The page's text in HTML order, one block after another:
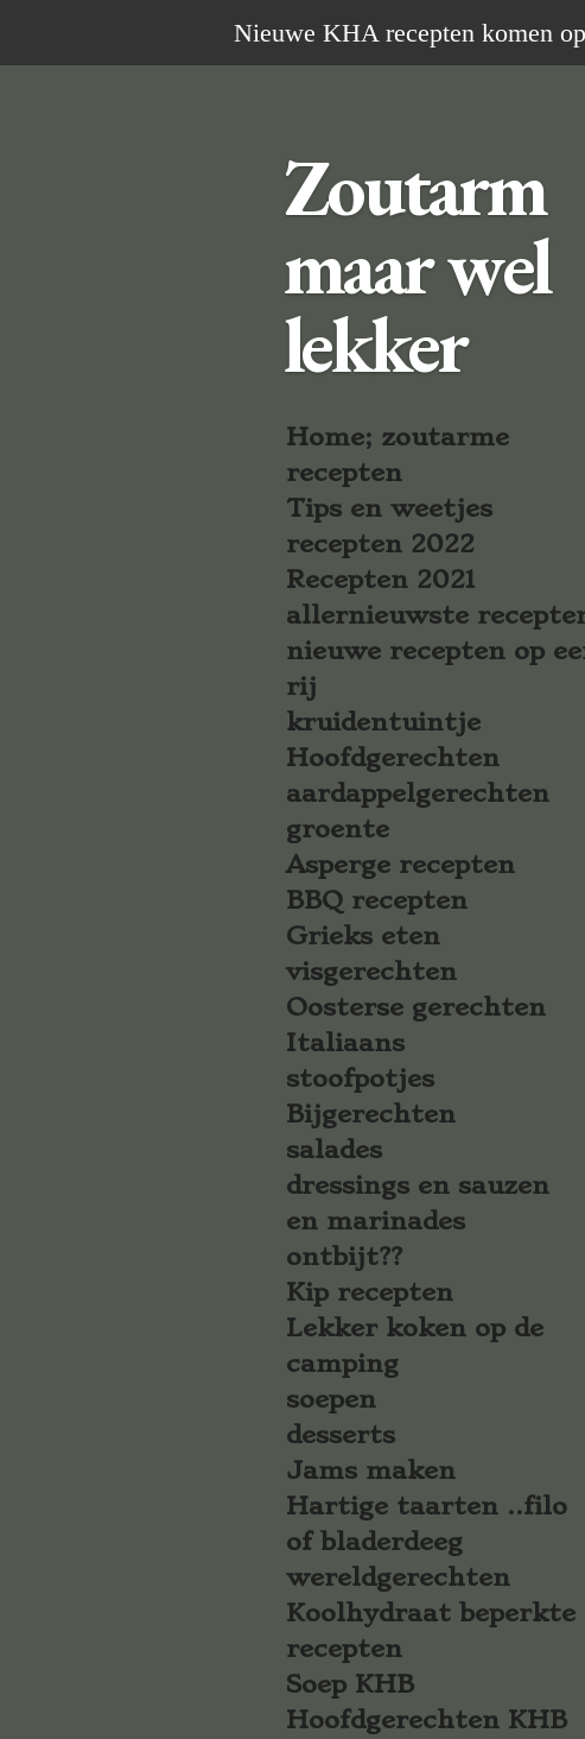
direct
Nieuwe KHA recepten komen
Zoutarm
maar wel
lekker
Home; zoutarme
recepten
Tips en weetjes
recepten 2022
Recepten 2021
allernieuwste
nieuwe recepten op
rij
kruidentuintje
Hoofdgerechten
aardappelgerechten
groente
Asperge recepten
BBQ recepten
Grieks eten
visgerechten
Oosterse gerechten
Italiaans
stoofpotjes
Bijgerechten
salades
dressings en sauzen
en marinades
ontbijt??
Kip recepten
Lekker koken op de
camping
soepen
desserts
Jams maken
Hartige taarten ..filo
of bladerdeeg
wereldgerechten
Koolhydraat beperkte
recepten
Soep KHB
Hoofdgerechten KHB